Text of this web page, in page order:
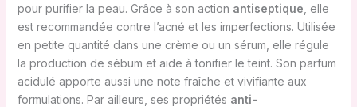
pour purifier la peau. Grâce à son action antiseptique , elle
est recommandée contre l’acné et les imperfections. Utilisée
en petite quantité dans une crème ou un sérum, elle régule
la production de sébum et aide à tonifier le teint. Son parfum
acidulé apporte aussi une note fraîche et vivifiante aux
formulations. Par ailleurs, ses propriétés anti-